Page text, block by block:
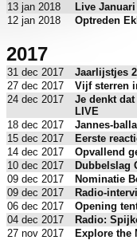
13 jan 2018
Live Januari
12 jan 2018
Optreden
2017
31 dec 2017
Jaarlijstjes
27 dec 2017
Vijf sterren
24 dec 2017
Je denkt
LIVE
18 dec 2017
Jannes-
15 dec 2017
Eerste
14 dec 2017
Opvallend
10 dec 2017
Dubbelslag
09 dec 2017
Nominatie
09 dec 2017
Radio-
06 dec 2017
Opening
04 dec 2017
Radio:
27 nov 2017
Explore the